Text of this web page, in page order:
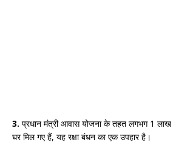
3. प्रधान मंत्री आवास योजना के तहत लगभग 1
घर मिल गए हैं, यह रक्षा बंधन का एक उपहार है।